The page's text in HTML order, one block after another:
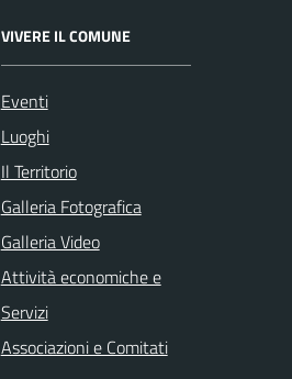
VIVERE IL COMUNE
Eventi
Luoghi
Il Territorio
Galleria Fotografica
Galleria Video
Attività economiche e
Servizi
Associazioni e Comitati